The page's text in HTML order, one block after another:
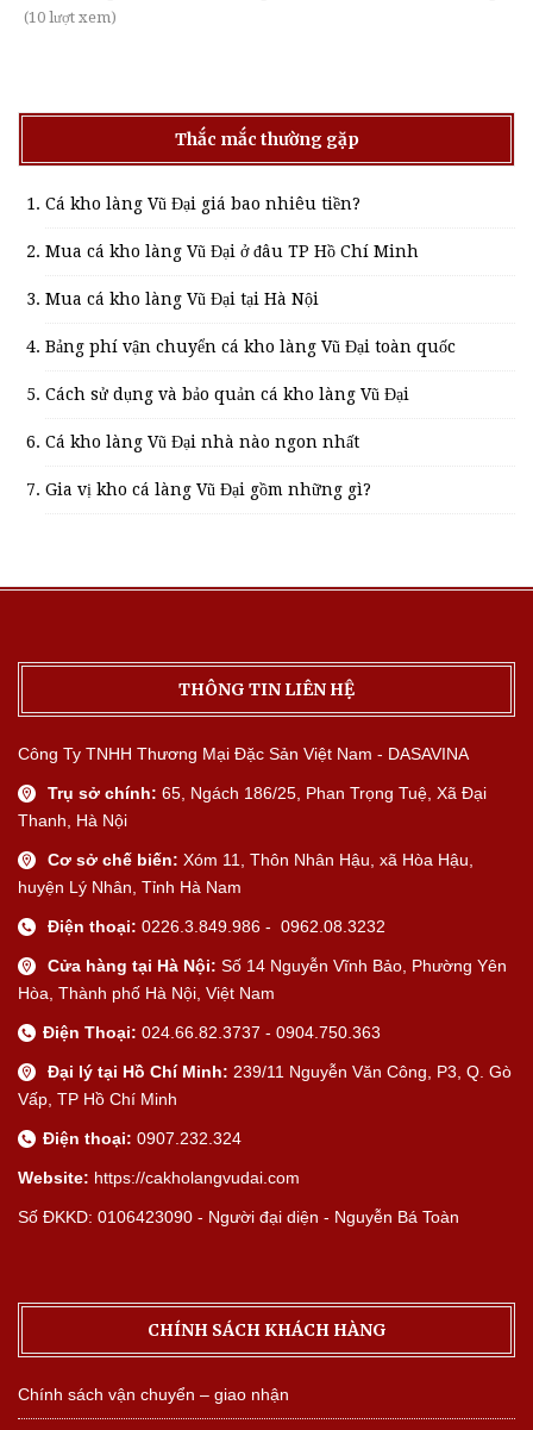
(10 lượt xem)
Thắc mắc thường gặp
Cá kho làng Vũ Đại giá bao nhiêu tiền?
Mua cá kho làng Vũ Đại ở đâu TP Hồ Chí Minh
Mua cá kho làng Vũ Đại tại Hà Nội
Bảng phí vận chuyển cá kho làng Vũ Đại toàn quốc
Cách sử dụng và bảo quản cá kho làng Vũ Đại
Cá kho làng Vũ Đại nhà nào ngon nhất
Gia vị kho cá làng Vũ Đại gồm những gì?
THÔNG TIN LIÊN HỆ
Công Ty TNHH Thương Mại Đặc Sản Việt Nam - DASAVINA
Trụ sở chính: 65, Ngách 186/25, Phan Trọng Tuệ, Xã Đại
Thanh, Hà Nội
Cơ sở chế biến: Xóm 11, Thôn Nhân Hậu, xã Hòa Hậu,
huyện Lý Nhân, Tỉnh Hà Nam
Điện thoại: 0226.3.849.986 - 0962.08.3232
Cửa hàng tại Hà Nội: Số 14 Nguyễn Vĩnh Bảo, Phường Yên
Hòa, Thành phố Hà Nội, Việt Nam
Điện Thoại: 024.66.82.3737 - 0904.750.363
Đại lý tại Hồ Chí Minh: 239/11 Nguyễn Văn Công, P3, Q. Gò
Vấp, TP Hồ Chí Minh
Điện thoại: 0907.232.324
Website: https://cakholangvudai.com
Số ĐKKD: 0106423090 - Người đại diện - Nguyễn Bá Toàn
CHÍNH SÁCH KHÁCH HÀNG
Chính sách vận chuyển – giao nhận